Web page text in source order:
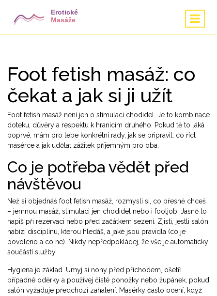
Foot fetish masáž: co
čekat a jak si ji užít
Foot fetish masáž není jen o stimulaci chodidel. Je to kombinace
doteku, důvěry a respektu k hranicím druhého. Pokud tě to láká
poprvé, mám pro tebe konkrétní rady, jak se připravit, co říct
masérce a jak udělat zážitek příjemným pro oba.
Co je potřeba vědět před
návštěvou
Než si objednáš foot fetish masáž, rozmysli si, co přesně chceš
– jemnou masáž, stimulaci jen chodidel nebo i footjob. Jasně to
napiš při rezervaci nebo před začátkem sezení. Zjisti, jestli salón
nabízí disciplínu, kterou hledáš, a jaké jsou pravidla (co je
povoleno a co ne). Nikdy nepředpokládej, že vše je automaticky
součástí služby.
Hygiena je základ. Umyj si nohy před příchodem, ošetři
případné oděrky a používej čisté ponožky nebo župánek, pokud
salón vyžaduje předchozí zahalení. Masérky často ocení, když